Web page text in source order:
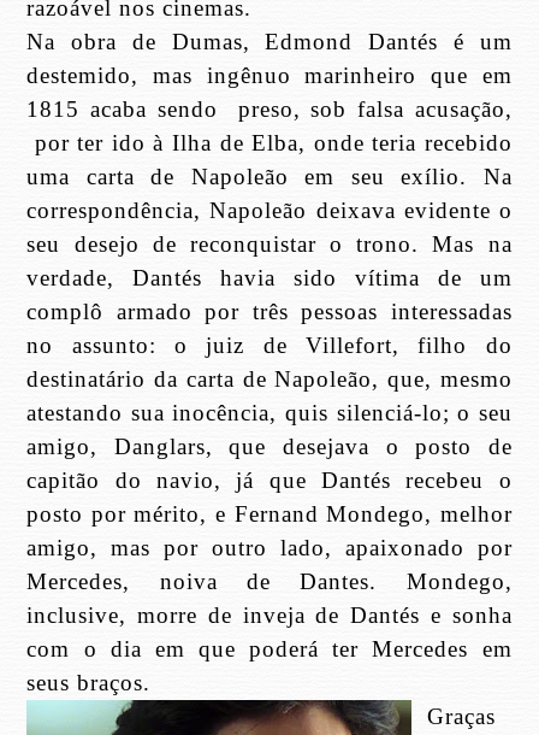
razoável nos cinemas.
Na obra de Dumas, Edmond Dantés é um
destemido, mas ingênuo marinheiro que em
1815 acaba sendo
preso, sob falsa acusação,
por ter ido à Ilha deElba, onde teria recebido
uma carta de Napoleão em seu exílio. Na
correspondência, Napoleão deixava evidente o
seu desejo de reconquistar o trono. Mas na
verdade, Dantés havia sido vítima de um
complô armado por três pessoas interessadas
no assunto: o juiz de Villefort, filho do
destinatário da carta de Napoleão, que, mesmo
atestando sua inocência, quis silenciá-lo; o seu
amigo, Danglars, que desejava o posto de
capitão do navio, já que Dantés recebeu o
posto por mérito, e Fernand Mondego, melhor
amigo, mas por outro lado, apaixonado por
Mercedes, noiva de Dantes. Mondego,
inclusive, morre de inveja de Dantés e sonha
com o dia em que poderá ter Mercedes em
seus braços.
Graças